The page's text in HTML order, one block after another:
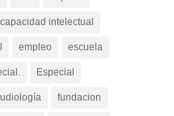
intelectual
empleo escuela
Especial
fundacion